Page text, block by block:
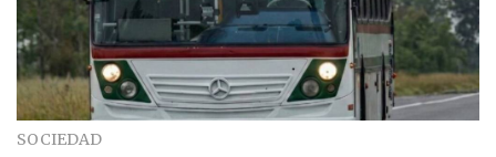
SOCIEDAD